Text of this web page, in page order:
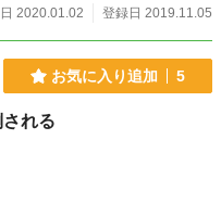
2020.01.02
登録日 2019.11.05
お気に入り追加 5
れる